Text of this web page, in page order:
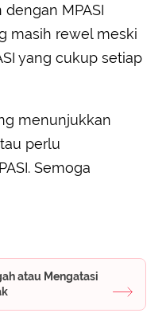
MPASI
masih rewel meski
yang cukup setiap
menunjukkan
perlu
Semoga
atau Mengatasi